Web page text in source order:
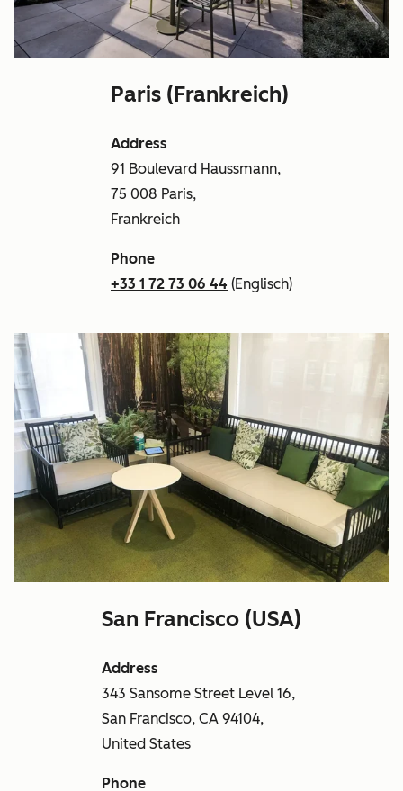
Paris (Frankreich)
Address
91 Boulevard Haussmann,
75 008 Paris,
Frankreich
Phone
+33 1 72 73 06 44 (Englisch)
San Francisco (USA)
Address
343 Sansome Street Level 16,
San Francisco, CA 94104,
United States
Phone